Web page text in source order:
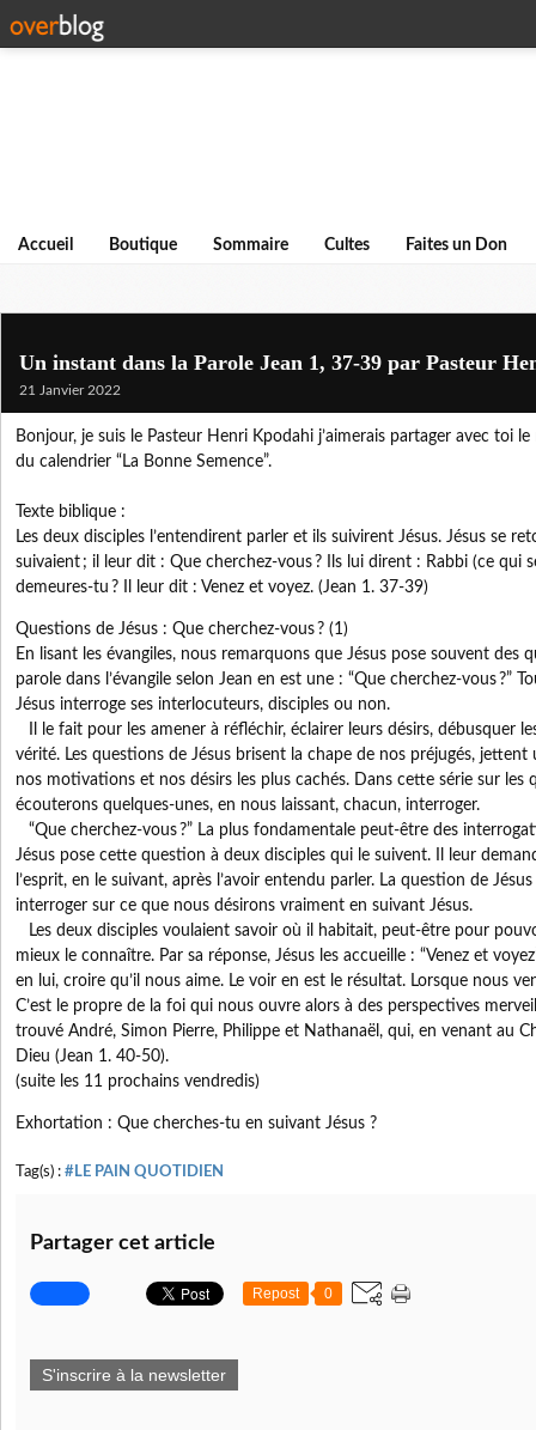
Accueil Boutique Sommaire Cultes Faites un Don
Un instant dans la Parole Jean 1, 37-39 par Pasteur
21 Janvier 2022
Bonjour, je suis le Pasteur Henri Kpodahi j’aimerais partager avec toi
du calendrier “La Bonne Semence”.
Texte biblique :
Les deux disciples l’entendirent parler et ils suivirent Jésus. Jésus se
suivaient ; il leur dit : Que cherchez-vous ? Ils lui dirent : Rabbi (ce qui
demeures-tu ? Il leur dit : Venez et voyez. (Jean 1. 37-39)
Questions de Jésus : Que cherchez-vous ? (1)
En lisant les évangiles, nous remarquons que Jésus pose souvent des
parole dans l’évangile selon Jean en est une : “Que cherchez-vous ?”
Jésus interroge ses interlocuteurs, disciples ou non.
Il le fait pour les amener à réfléchir, éclairer leurs désirs, débusquer
vérité. Les questions de Jésus brisent la chape de nos préjugés,
nos motivations et nos désirs les plus cachés. Dans cette série sur les
écouterons quelques-unes, en nous laissant, chacun, interroger.
“Que cherchez-vous ?” La plus fondamentale peut-être des
Jésus pose cette question à deux disciples qui le suivent. Il leur
l’esprit, en le suivant, après l’avoir entendu parler. La question de
interroger sur ce que nous désirons vraiment en suivant Jésus.
Les deux disciples voulaient savoir où il habitait, peut-être pour
mieux le connaître. Par sa réponse, Jésus les accueille : “Venez et
en lui, croire qu’il nous aime. Le voir en est le résultat. Lorsque nous
C’est le propre de la foi qui nous ouvre alors à des perspectives
trouvé André, Simon Pierre, Philippe et Nathanaël, qui, en venant au
Dieu (Jean 1. 40-50).
(suite les 11 prochains vendredis)
Exhortation : Que cherches-tu en suivant Jésus ?
Tag(s) : #LE PAIN QUOTIDIEN
Partager cet article
Repost 0
S'inscrire à la newsletter